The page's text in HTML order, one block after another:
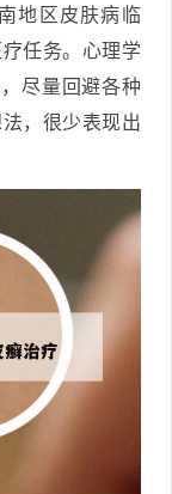
地区皮肤病临
任务。心理学
尽量回避各种
，很少表现出